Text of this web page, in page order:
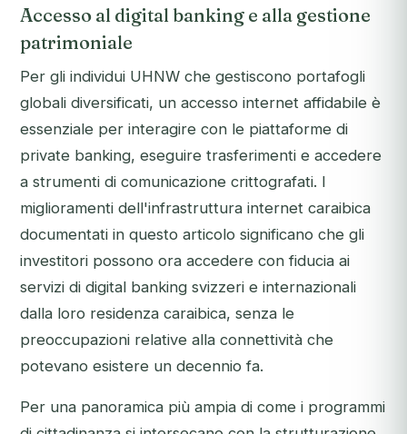
Accesso al digital banking e alla gestione
patrimoniale
Per gli individui UHNW che gestiscono portafogli
globali diversificati, un accesso internet affidabile è
essenziale per interagire con le piattaforme di
private banking, eseguire trasferimenti e accedere
a strumenti di comunicazione crittografati. I
miglioramenti dell'infrastruttura internet caraibica
documentati in questo articolo significano che gli
investitori possono ora accedere con fiducia ai
servizi di digital banking svizzeri e internazionali
dalla loro residenza caraibica, senza le
preoccupazioni relative alla connettività che
potevano esistere un decennio fa.
Per una panoramica più ampia di come i programmi